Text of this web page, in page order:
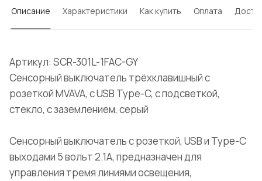
Описание Характеристики Как купить Оплата
Артикул: SCR-301L-1FAC-GY
Сенсорный выключатель трёхклавишный с
розеткой MVAVA, с USB Type-C, с подсветкой,
стекло, с заземлением, серый
Сенсорный выключатель с розеткой, USB и Type-C
выходами 5 вольт 2.1А, предназначен для
управления тремя линиями освещения,